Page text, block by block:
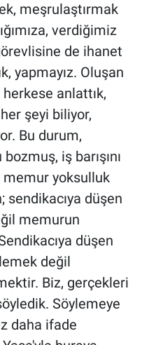
meşrulaştırmak
verdiğimiz
de ihanet
yapmayız. Oluşan
anlattık,
şeyi biliyor,
Bu durum,
iş barışını
memur yoksulluk
sendikacıya düşen
memurun
düşen
değil
Biz, gerçekleri
Söylemeye
daha ifade